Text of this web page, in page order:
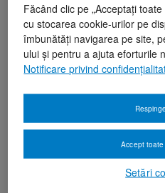
Făcând clic pe „Acceptați
cu stocarea cookie-urilor pe
îmbunătăți navigarea pe site,
ului și pentru a ajuta eforturile
Notificare privind
Setări
Accept